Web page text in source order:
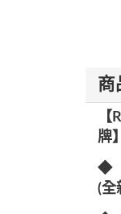
商
【
牌】
◆
(全